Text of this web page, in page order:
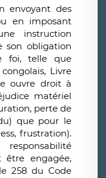
envoyant des
en imposant
instruction
son obligation
foi, telle que
Livre
ouvre droit à
matériel
perte de
que pour le
frustration).
être engagée,
258 du Code